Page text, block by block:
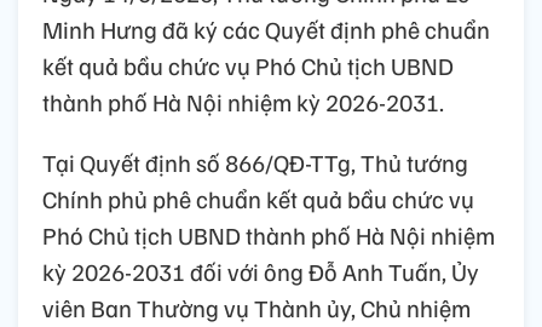
Minh Hưng đã ký các Quyết định phê chuẩn
kết quả bầu chức vụ Phó Chủ tịch UBND
thành phố Hà Nội nhiệm kỳ 2026-2031.
Tại Quyết định số 866/QĐ-TTg, Thủ tướng
Chính phủ phê chuẩn kết quả bầu chức vụ
Phó Chủ tịch UBND thành phố Hà Nội nhiệm
kỳ 2026-2031 đối với ông Đỗ Anh Tuấn, Ủy
viên Ban Thường vụ Thành ủy, Chủ nhiệm